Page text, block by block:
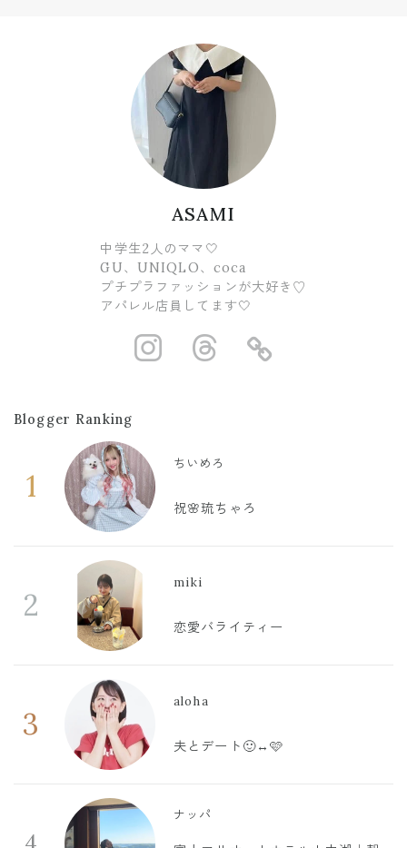
ASAMI
中学生2人のママ🤍
GU、UNIQLO、coca
プチプラファッションが大好き♡
アパレル店員してます🤍
https://https://
Blogger Ranking
1
ちいめろ
祝🌸琉ちゃろ
2
miki
恋愛バライティー
3
aloha
夫とデート🙂‍↔️🩷
ナッパ